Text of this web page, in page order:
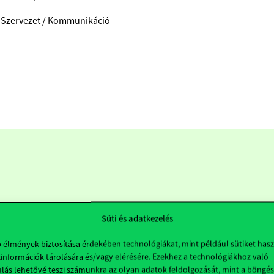
Süti és adatkezelés
élmények biztosítása érdekében technológiákat, mint például sütiket
tárolására és/vagy elérésére. Ezekhez a technológiákhoz való
lehetővé teszi számunkra az olyan adatok feldolgozását, mint a
/ Kommunikáció
Hasznos linkek